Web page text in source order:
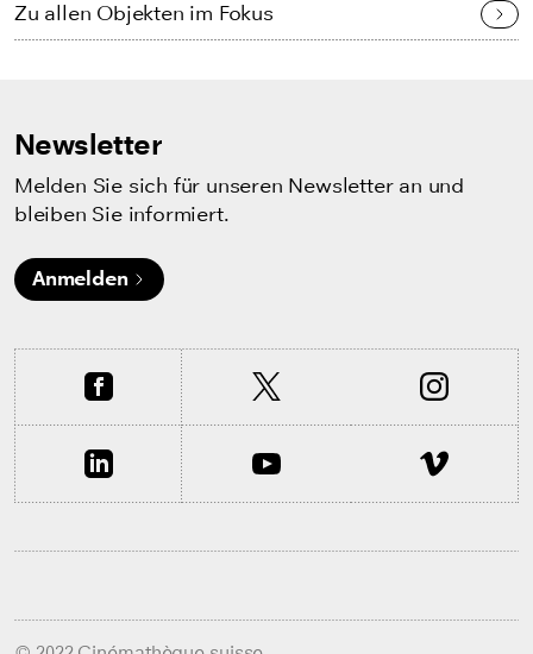
Zu allen Objekten im Fokus
Newsletter
Melden Sie sich für unseren Newsletter an und
bleiben Sie informiert.
Anmelden